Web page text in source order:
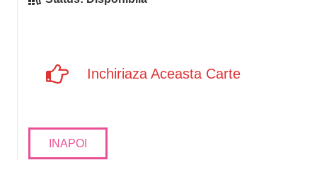
Inchiriaza Aceasta Carte
INAPOI